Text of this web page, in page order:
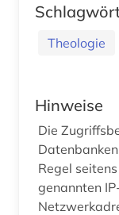
Theologie
Hinweise
Die
Regel
genannten